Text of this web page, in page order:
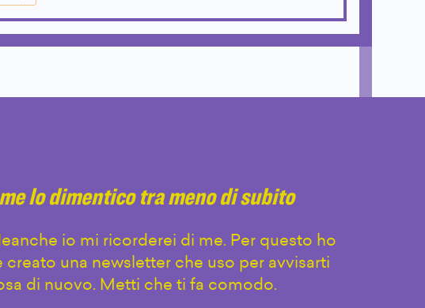
lo dimentico tra meno di subito
io mi ricorderei di me. Per questo ho
creato una newsletter che uso per avvisarti
di nuovo. Metti che ti fa comodo.